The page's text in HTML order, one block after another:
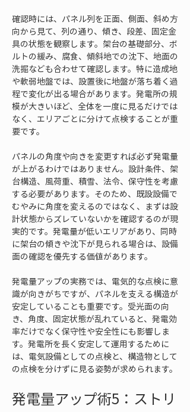
確認時には、パネル列を正面、側面、斜め方
向から見て、列の通り、傾き、段差、固定金
具の状態を観察します。架台の基礎部分、ボ
ルトの緩み、腐食、傾斜地での沈下、地面の
洗掘なども合わせて確認します。特に造成地
や軟弱地盤では、設置後に地盤が落ち着く過
程で変化が出る場合があります。発電所の規
模が大きいほど、全体を一度に見るだけでは
なく、エリアごとに分けて点検することが重
要です。
パネルの角度や向きを変更すれば必ず発電量
が上がるわけではありません。設計条件、架
台構造、風荷重、積雪、法令、保守性を考慮
する必要があります。そのため、既設設備で
むやみに角度を変えるのではなく、まずは設
計状態からズレていないかを確認するのが現
実的です。発電量が低いエリアがあり、同時
に架台の傾きや沈下が見られる場合は、設備
面の確認を優先する価値があります。
発電量アップの実務では、電気的な点検に意
識が向きがちですが、パネルを支える構造が
安定していることも重要です。受光面の向
き、角度、固定状態が乱れていると、発電効
率だけでなく保守性や安全性にも影響しま
す。発電所を長く安定して運用するために
は、電気設備としての点検と、構造物として
の点検を分けずに見る姿勢が求められます。
発電量アップ術5：ストリ